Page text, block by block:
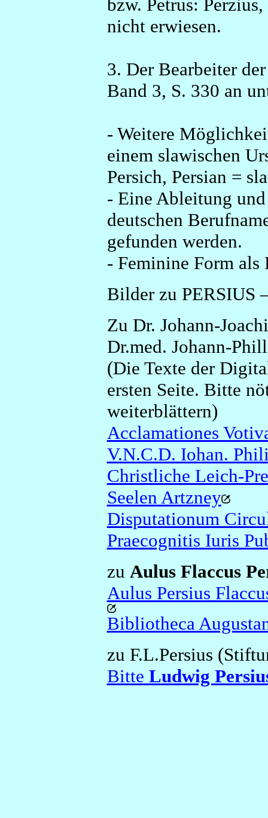
bzw. Petrus:
nicht erwiesen.
3. Der Bearbeiter
Band 3, S. 330 an
- Weitere
einem slawischen
Persich, Persian =
- Eine Ableitung
deutschen
gefunden werden.
- Feminine Form als
Bilder zu PERSIUS
Zu Dr. Johann-
Dr.med. Johann-
(Die Texte der
ersten Seite. Bitte
weiterblättern)
Acclamationes
V.N.C.D. Iohan.
Christliche Leich-
Seelen Artzney
Disputationum
Praecognitis Iuris
zu Aulus Flaccus
Aulus Persius
Bibliotheca
zu F.L.Persius
Bitte Ludwig